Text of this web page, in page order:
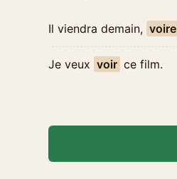
Il viendra demain, voire
Je veux voir ce film.